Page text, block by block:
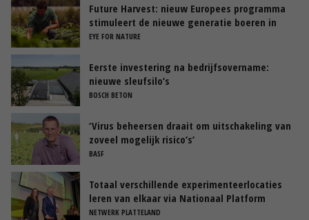
Future Harvest: nieuw Europees programma
stimuleert de nieuwe generatie boeren in
Nederland
EYE FOR NATURE
Eerste investering na bedrijfsovername:
nieuwe sleufsilo’s
BOSCH BETON
‘Virus beheersen draait om uitschakeling van
zoveel mogelijk risico’s’
BASF
Totaal verschillende experimenteerlocaties
leren van elkaar via Nationaal Platform
NETWERK PLATTELAND